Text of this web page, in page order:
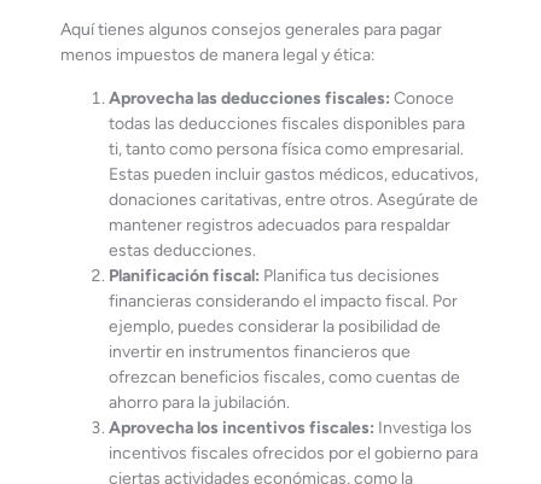
Aquí tienes algunos consejos generales para pagar
menos impuestos de manera legal y ética:
Aprovecha las deducciones fiscales: Conoce
todas las deducciones fiscales disponibles para
ti, tanto como persona física como empresarial.
Estas pueden incluir gastos médicos, educativos,
donaciones caritativas, entre otros. Asegúrate de
mantener registros adecuados para respaldar
estas deducciones.
Planificación fiscal: Planifica tus decisiones
financieras considerando el impacto fiscal. Por
ejemplo, puedes considerar la posibilidad de
invertir en instrumentos financieros que
ofrezcan beneficios fiscales, como cuentas de
ahorro para la jubilación.
Aprovecha los incentivos fiscales: Investiga los
incentivos fiscales ofrecidos por el gobierno para
ciertas actividades económicas, como la